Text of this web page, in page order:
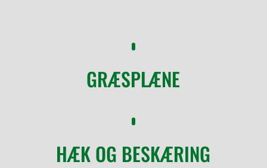
GRÆSPLÆNE
HÆK OG BESKÆRING